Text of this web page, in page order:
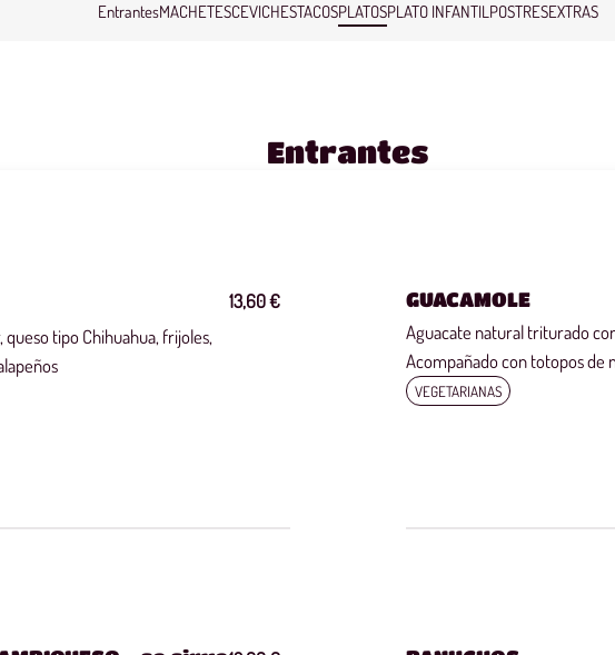
EntrantesMACHETESCEVICHESTACOSPLATOSPLATO INFANTILPOSTRESEXTRAS
Entrantes
tipo Chihuahua, frijoles,
13,60 € GUACAMOLE
Aguacate natural triturado
Acompañado con totopos de
VEGETARIANAS